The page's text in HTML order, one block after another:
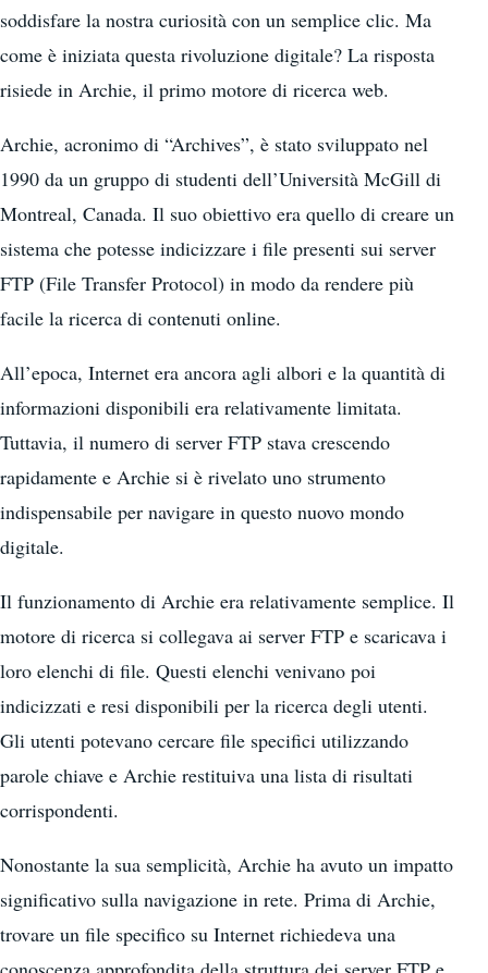
soddisfare la nostra curiosità con un semplice clic. Ma
come è iniziata questa rivoluzione digitale? La risposta
risiede in Archie, il primo motore di ricerca web.
Archie, acronimo di “Archives”, è stato sviluppato nel
1990 da un gruppo di studenti dell’Università McGill di
Montreal, Canada. Il suo obiettivo era quello di creare un
sistema che potesse indicizzare i file presenti sui server
FTP (File Transfer Protocol) in modo da rendere più
facile la ricerca di contenuti online.
All’epoca, Internet era ancora agli albori e la quantità di
informazioni disponibili era relativamente limitata.
Tuttavia, il numero di server FTP stava crescendo
rapidamente e Archie si è rivelato uno strumento
indispensabile per navigare in questo nuovo mondo
digitale.
Il funzionamento di Archie era relativamente semplice. Il
motore di ricerca si collegava ai server FTP e scaricava i
loro elenchi di file. Questi elenchi venivano poi
indicizzati e resi disponibili per la ricerca degli utenti.
Gli utenti potevano cercare file specifici utilizzando
parole chiave e Archie restituiva una lista di risultati
corrispondenti.
Nonostante la sua semplicità, Archie ha avuto un impatto
significativo sulla navigazione in rete. Prima di Archie,
trovare un file specifico su Internet richiedeva una